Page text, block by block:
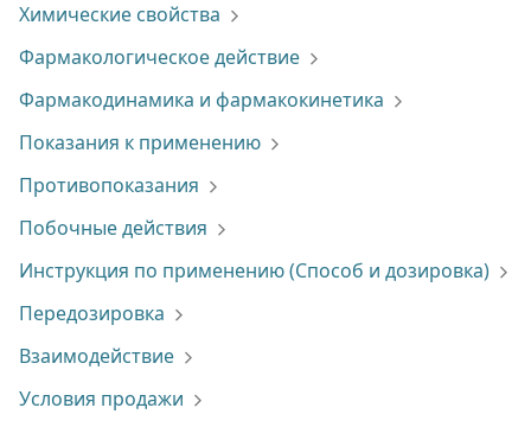
Химические свойства
Фармакологическое действие
Фармакодинамика и фармакокинетика
Показания к применению
Противопоказания
Побочные действия
Инструкция по применению (Способ и дозировка)
Передозировка
Взаимодействие
Условия продажи